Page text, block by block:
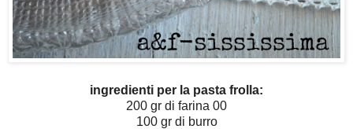
ingredienti per la pasta frolla:
200 gr di farina 00
100 gr di burro